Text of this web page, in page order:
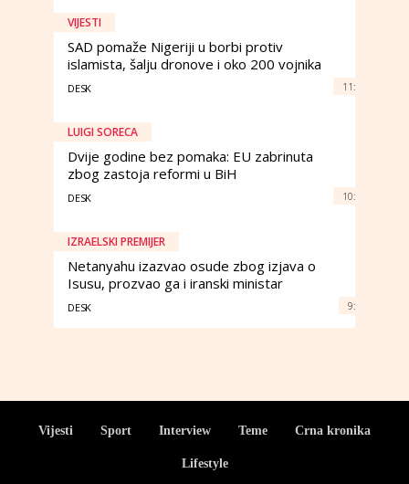
VIJESTI
SAD pomaže Nigeriji u borbi protiv
islamista, šalju dronove i oko 200 vojnika
DESK 11:
LUIGI SORECA
Dvije godine bez pomaka: EU zabrinuta
zbog zastoja reformi u BiH
DESK 10:
IZRAELSKI PREMIJER
Netanyahu izazvao osude zbog izjava o
Isusu, prozvao ga i iranski ministar
DESK 9:
Vijesti Sport Interview Teme Crna kronika
Lifestyle